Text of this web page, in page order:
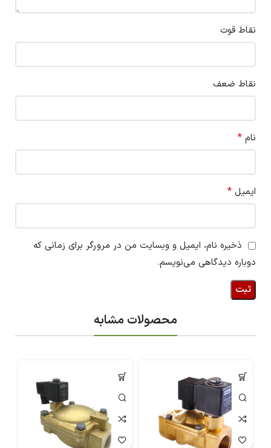
نقاط قوت
نقاط ضعف
نام *
ایمیل *
ذخیره نام، ایمیل و وبسایت من در مرورگر برای زمانی که
دوباره دیدگاهی می‌نویسم.
محصولات مشابه